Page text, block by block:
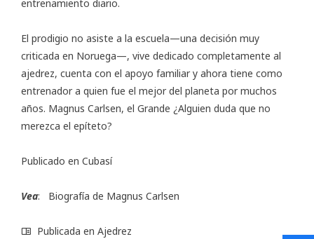
entrenamiento diario.
El prodigio no asiste a la escuela—una decisión muy
criticada en Noruega—, vive dedicado completamente al
ajedrez, cuenta con el apoyo familiar y ahora tiene como
entrenador a quien fue el mejor del planeta por muchos
años. Magnus Carlsen, el Grande ¿Alguien duda que no
merezca el epíteto?
Publicado en Cubasí
Vea: Biografía de Magnus Carlsen
Publicada en Ajedrez